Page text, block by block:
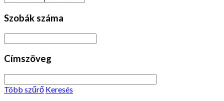
Szobák száma
Címszöveg
Több szűrő Keresés